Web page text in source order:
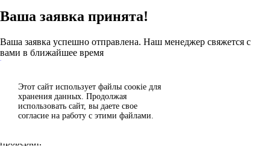
Ваша заявка принята!
Ваша заявка успешно отправлена. Наш менеджер свяжется с
вами в ближайшее время
Каталог
Спасибо за отзыв!
проверки.
Этот сайт использует файлы сoокіе для
хранения данных. Продолжая
использовать сайт, вы даете свое
согласие на работу с этими файлами.